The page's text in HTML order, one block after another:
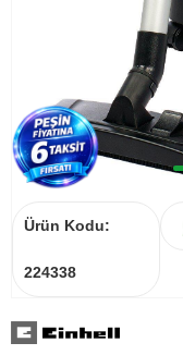
Ürün Kodu:
224338